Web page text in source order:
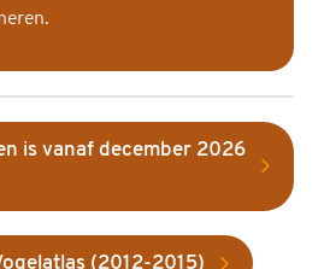
is vanaf december 2026
(2012-2015)